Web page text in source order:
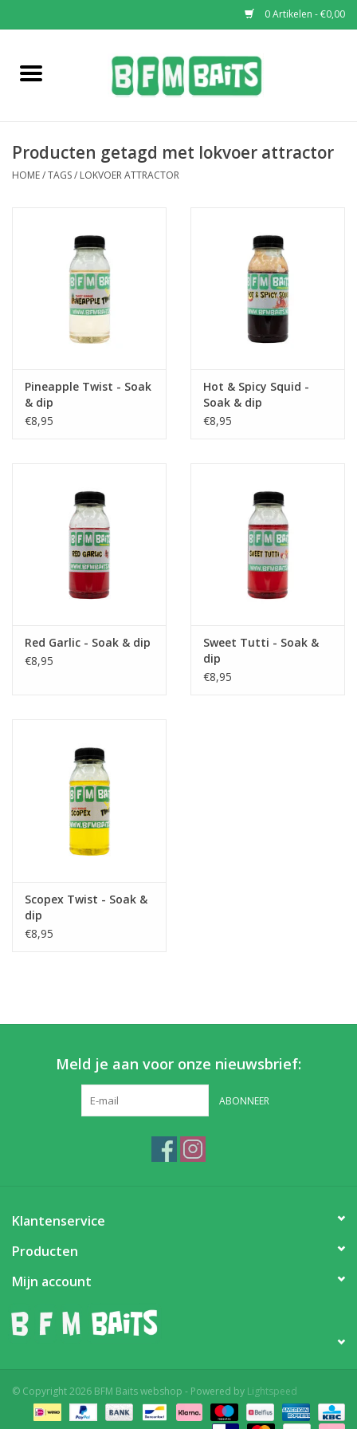
0 Artikelen - €0,00
Home
Soaks & Dips
Bucket Deals
Partikels & Pellets
Producten getagd met lokvoer attractor
HOME/TAGS/ LOKVOER ATTRACTOR
Pineapple Twist - Soak
& dip
€8,95
Hot & Spicy Squid -
Soak & dip
€8,95
Red Garlic - Soak & dip
€8,95
Sweet Tutti - Soak &
dip
€8,95
Scopex Twist - Soak &
dip
€8,95
Meld je aan voor onze nieuwsbrief:
ABONNEER
Klantenservice
Producten
Mijn account
© Copyright 2026 BFM Baits webshop - Powered by Lightspeed